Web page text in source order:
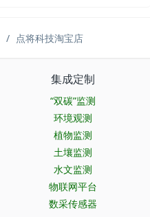
点将科技淘宝店
集成定制
“双碳”监测
环境观测
植物监测
土壤监测
水文监测
物联网平台
数采传感器